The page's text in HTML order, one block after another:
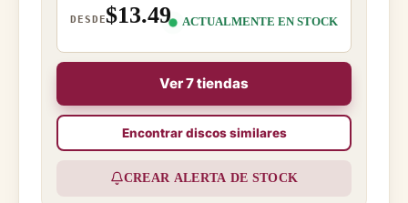
DESDE$13.49 ACTUALMENTE EN STOCK
Ver 7 tiendas
Encontrar discos similares
CREAR ALERTA DE STOCK